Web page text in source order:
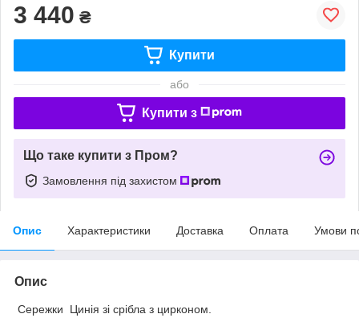
3 440 ₴
Купити
або
Купити з
Що таке купити з Пром?
Замовлення під захистом
Опис Характеристики Доставка Оплата Умови
Опис
Сережки Цинія зі срібла з цирконом.